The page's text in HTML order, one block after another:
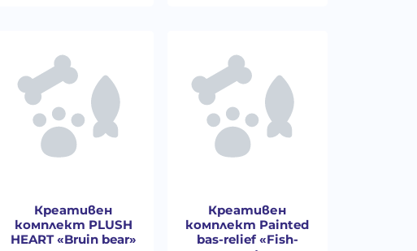
Креативен
комплект PLUSH
HEART «Bruin bear»
Креативен
комплект Painted
bas-relief «Fish-